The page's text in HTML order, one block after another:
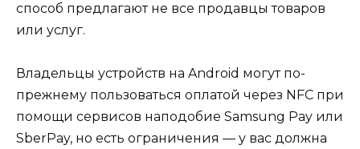
способ предлагают не все продавцы товаров
или услуг.
Владельцы устройств на Android могут по-
прежнему пользоваться оплатой через NFC при
помощи сервисов наподобие Samsung Pay или
SberPay, но есть ограничения — у вас должна